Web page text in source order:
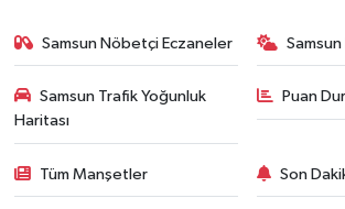
Samsun Nöbetçi Eczaneler
Samsun Trafik Yoğunluk
Haritası
Puan
Tüm Manşetler Son